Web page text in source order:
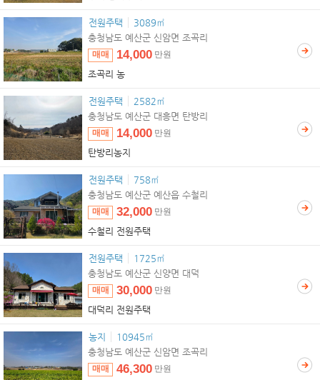
전원주택 3089㎡
조곡리 농
매매 14,000 만원
충청남도 예산군 신암면 조곡리
전원주택 2582㎡
탄방리농지
매매 14,000 만원
충청남도 예산군 대흥면 탄방리
전원주택 758㎡
수철리 전원주택
매매 32,000 만원
충청남도 예산군 예산읍 수철리
전원주택 1725㎡
대덕리 전원주택
매매 30,000 만원
충청남도 예산군 신양면 대덕
농지 10945㎡
매매 46,300 만원
충청남도 예산군 신암면 조곡리